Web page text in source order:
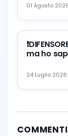
01 Agosto
ma ho
24 Luglio 2026
COMMENTI